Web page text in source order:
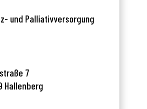
und Palliativversorgung
7
Hallenberg